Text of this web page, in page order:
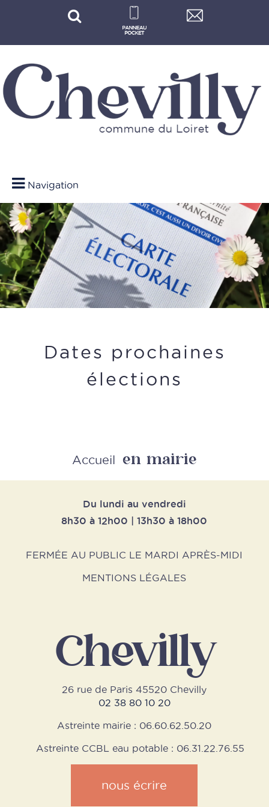
Navigation
Dates prochaines
élections
Retour
Accueil en mairie
Du lundi au vendredi
8h30 à 12h00 | 13h30 à 18h00
FERMÉE AU PUBLIC LE MARDI APRÈS-MIDI
MENTIONS LÉGALES
Chevilly
26 rue de Paris 45520 Chevilly
02 38 80 10 20
Astreinte mairie : 06.60.62.50.20
Astreinte CCBL eau potable : 06.31.22.76.55
nous écrire